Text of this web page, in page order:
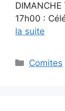
17h00 :
la suite
Comites